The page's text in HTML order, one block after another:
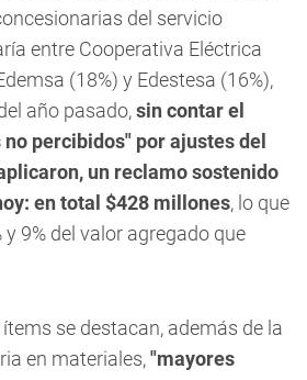
del servicio
entre Cooperativa Eléctrica
(18%) y Edestesa (16%),
año pasado,sin contar el
percibidos" por ajustes del
un reclamo sostenido
en total $428 millones, lo que
9% del valor agregado que
se destacan, además de la
en materiales,"mayores